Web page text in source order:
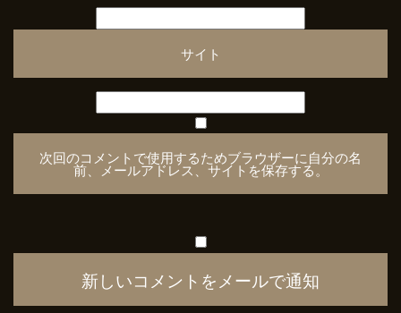
サイト
次回のコメントで使用するためブラウザーに自分の名
前、メールアドレス、サイトを保存する。
新しいコメントをメールで通知